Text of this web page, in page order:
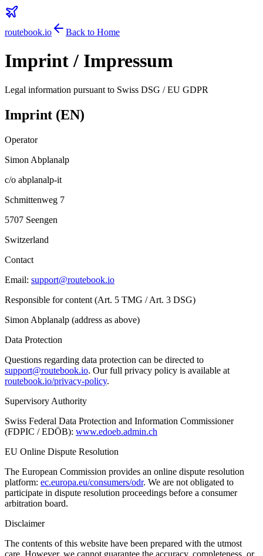
routebook.io Back to Home
Imprint / Impressum
Legal information pursuant to Swiss DSG / EU GDPR
Imprint (EN)
Operator
Simon Abplanalp
c/o abplanalp-it
Schmittenweg 7
5707 Seengen
Switzerland
Contact
Email: support@routebook.io
Responsible for content (Art. 5 TMG / Art. 3 DSG)
Simon Abplanalp (address as above)
Data Protection
Questions regarding data protection can be directed to
support@routebook.io. Our full privacy policy is available at
routebook.io/privacy-policy.
Supervisory Authority
Swiss Federal Data Protection and Information Commissioner
(FDPIC / EDÖB): www.edoeb.admin.ch
EU Online Dispute Resolution
The European Commission provides an online dispute resolution
platform: ec.europa.eu/consumers/odr. We are not obligated to
participate in dispute resolution proceedings before a consumer
arbitration board.
Disclaimer
The contents of this website have been prepared with the utmost
care. However, we cannot guarantee the accuracy, completeness, or